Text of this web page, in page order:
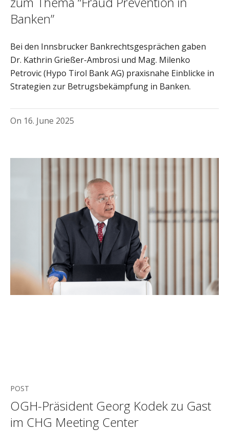
Banken”
Bei den Innsbrucker Bankrechtsgesprächen gaben
Dr. Kathrin Grießer-Ambrosi und Mag. Milenko
Petrovic (Hypo Tirol Bank AG) praxisnahe Einblicke in
Strategien zur Betrugsbekämpfung in Banken.
On 16. June 2025
POST
OGH-Präsident Georg Kodek zu Gast
im CHG Meeting Center